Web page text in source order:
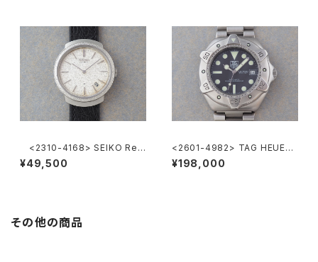
<2310-4168> SEIKO Ref.
2419-0010
¥49,500
<2601-4982> TAG HEUER
Super Professional
¥198,000
その他の商品